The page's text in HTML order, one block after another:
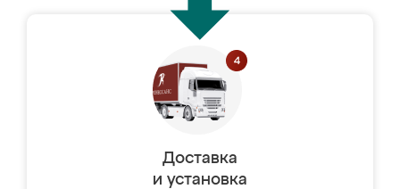
Доставка
и установка